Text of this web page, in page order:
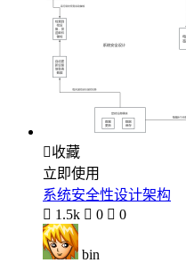
收藏
立即使用
系统安全性设计架构
 1.5k  0  0
bin